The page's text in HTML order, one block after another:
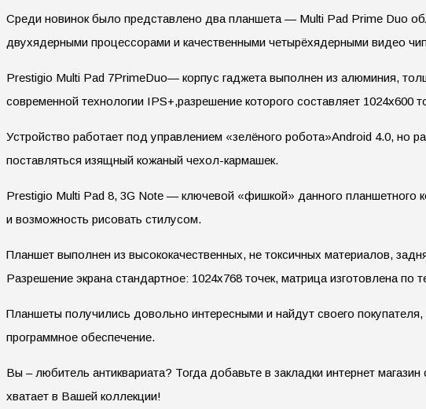
Среди новинок было представлено два планшета — Multi Pad Prime Duo
двухядерными процессорами и качественными четырёхядерными видео
Prestigiо Multi Pad 7PrimeDuo— корпус гаджета выполнен из алюминия,
современной технологии IPS+,разрешение которого составляет 1024х600
Устройство работает под управлением «зелёного робота»Android 4.0, но
поставляться изящный кожаный чехол-кармашек.
Prestigio Multi Pad 8, 3G Note — ключевой «фишкой» данного планшетного
и возможность рисовать стилусом.
Планшет выполнен из высококачественных, не токсичных материалов,
Разрешение экрана стандартное: 1024х768 точек, матрица изготовлена
Планшеты получились довольно интересными и найдут своего
программное обеспечение.
Вы – любитель антиквариата? Тогда добавьте в закладки интернет
хватает в Вашей коллекции!